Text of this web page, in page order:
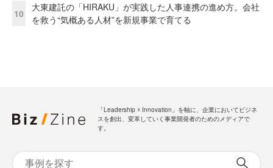
10
大東建託の「HIRAKU」が実践した人事連携の進め方。会社
を救う“気概ある人材”を新規事業で育てる
「Leadership ☓ Innovation」を軸に、企業においてビジネ
スを創出、変革していく事業開発者のためのメディアで
す。